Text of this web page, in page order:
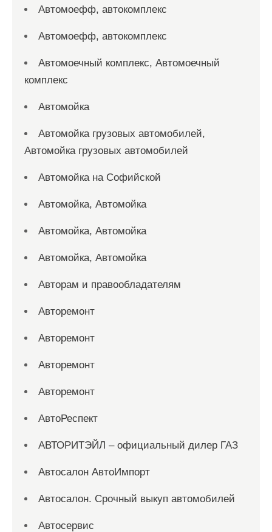
Автомоефф, автокомплекс
Автомоефф, автокомплекс
Автомоечный комплекс, Автомоечный
комплекс
Автомойка
Автомойка грузовых автомобилей,
Автомойка грузовых автомобилей
Автомойка на Софийской
Автомойка, Автомойка
Автомойка, Автомойка
Автомойка, Автомойка
Авторам и правообладателям
Авторемонт
Авторемонт
Авторемонт
Авторемонт
АвтоРеспект
АВТОРИТЭЙЛ – официальный дилер ГАЗ
Автосалон АвтоИмпорт
Автосалон. Срочный выкуп автомобилей
Автосервис